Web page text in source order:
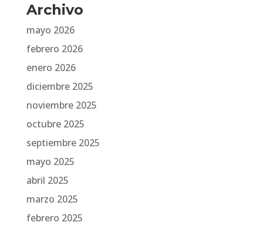
Archivo
mayo 2026
febrero 2026
enero 2026
diciembre 2025
noviembre 2025
octubre 2025
septiembre 2025
mayo 2025
abril 2025
marzo 2025
febrero 2025